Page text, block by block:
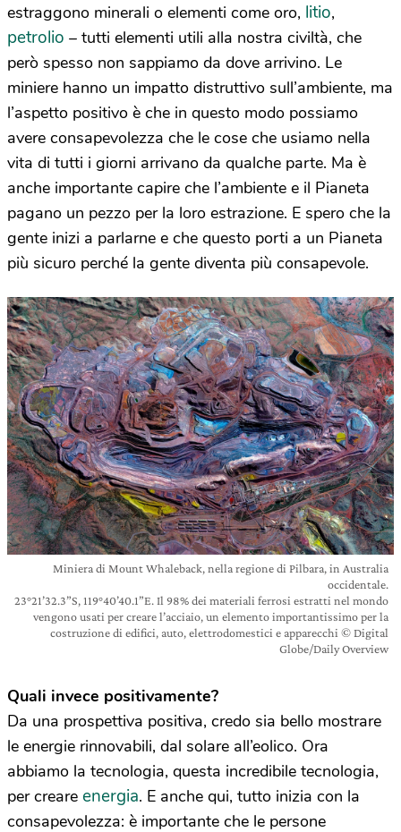
estraggono minerali o elementi come oro, litio,
petrolio – tutti elementi utili alla nostra civiltà, che
però spesso non sappiamo da dove arrivino. Le
miniere hanno un impatto distruttivo sull’ambiente, ma
l’aspetto positivo è che in questo modo possiamo
avere consapevolezza che le cose che usiamo nella
vita di tutti i giorni arrivano da qualche parte. Ma è
anche importante capire che l’ambiente e il Pianeta
pagano un pezzo per la loro estrazione. E spero che la
gente inizi a parlarne e che questo porti a un Pianeta
più sicuro perché la gente diventa più consapevole.
Miniera di Mount Whaleback, nella regione di Pilbara, in Australia
occidentale.
23°21’32.3”S, 119°40’40.1”E. Il 98% dei materiali ferrosi estratti nel mondo
vengono usati per creare l’acciaio, un elemento importantissimo per la
costruzione di edifici, auto, elettrodomestici e apparecchi © Digital
Globe/Daily Overview
Quali invece positivamente?
Da una prospettiva positiva, credo sia bello mostrare
le energie rinnovabili, dal solare all’eolico. Ora
abbiamo la tecnologia, questa incredibile tecnologia,
per creare energia. E anche qui, tutto inizia con la
consapevolezza: è importante che le persone